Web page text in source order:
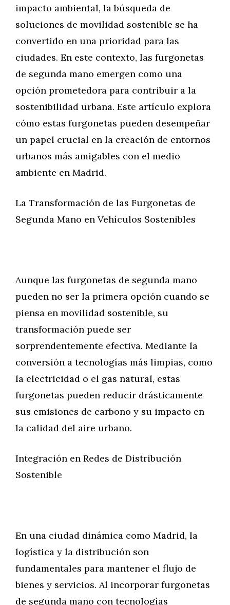
impacto ambiental, la búsqueda de
soluciones de movilidad sostenible se ha
convertido en una prioridad para las
ciudades. En este contexto, las furgonetas
de segunda mano emergen como una
opción prometedora para contribuir a la
sostenibilidad urbana. Este artículo explora
cómo estas furgonetas pueden desempeñar
un papel crucial en la creación de entornos
urbanos más amigables con el medio
ambiente en Madrid.
La Transformación de las Furgonetas de
Segunda Mano en Vehículos Sostenibles
Aunque las furgonetas de segunda mano
pueden no ser la primera opción cuando se
piensa en movilidad sostenible, su
transformación puede ser
sorprendentemente efectiva. Mediante la
conversión a tecnologías más limpias, como
la electricidad o el gas natural, estas
furgonetas pueden reducir drásticamente
sus emisiones de carbono y su impacto en
la calidad del aire urbano.
Integración en Redes de Distribución
Sostenible
En una ciudad dinámica como Madrid, la
logística y la distribución son
fundamentales para mantener el flujo de
bienes y servicios. Al incorporar furgonetas
de segunda mano con tecnologías